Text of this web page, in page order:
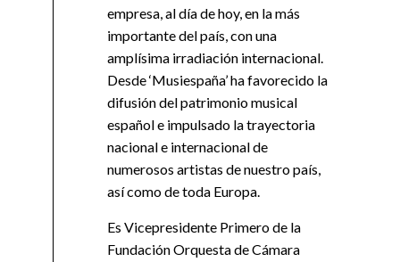
empresa, al día de hoy, en la más
importante del país, con una
amplísima irradiación internacional.
Desde ‘Musiespaña’ ha favorecido la
difusión del patrimonio musical
español e impulsado la trayectoria
nacional e internacional de
numerosos artistas de nuestro país,
así como de toda Europa.
Es Vicepresidente Primero de la
Fundación Orquesta de Cámara